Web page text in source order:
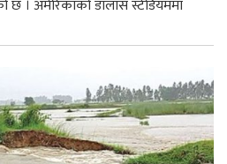
छ । अमेरिकाको डालास स्टेडियममा